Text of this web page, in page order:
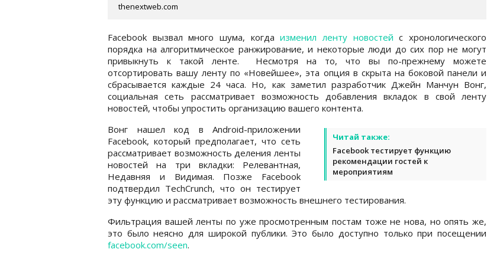
thenextweb.com
Facebook вызвал много шума, когдаизменил ленту новостей с хронологического
порядка на алгоритмическое ранжирование, и некоторые люди до сих пор не могут
привыкнуть к такой ленте. Несмотря на то, что вы по-прежнему можете
отсортировать вашу ленту по «Новейшее», эта опция в скрыта на боковой панели и
сбрасывается каждые 24 часа. Но, как заметил разработчик Джейн Манчун Вонг,
социальная сеть рассматривает возможность добавления вкладок в свой ленту
новостей, чтобы упростить организацию вашего контента.
Читай также:
Facebook тестирует функцию
рекомендации гостей к
мероприятиям
Вонг нашел код в Android-приложении
Facebook, который предполагает, что сеть
рассматривает возможность деления ленты
новостей на три вкладки: Релевантная,
Недавняя и Видимая. Позже Facebook
подтвердил TechCrunch, что он тестирует
эту функцию и рассматривает возможность внешнего тестирования.
Фильтрация вашей ленты по уже просмотренным постам тоже не нова, но опять же,
это было неясно для широкой публики. Это было доступно только при посещении
facebook.com/seen.